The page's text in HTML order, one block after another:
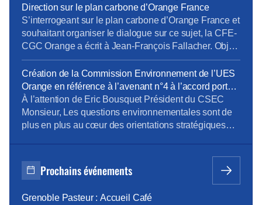
gratuitement : s’abonner Vous pouvez lire les articles
au fil de leur publication en rubrique Revue de
presse, mais […]
Direction sur le plan carbone d’Orange France
S’interrogeant sur le plan carbone d’Orange France et
souhaitant organiser le dialogue sur ce sujet, la CFE-
CGC Orange a écrit à Jean-François Fallacher. Objet
: programme Orange Carbone d’Orange France et
lancement d’une offre de Smart TV pour les Jeux
Olympiques de Paris Monsieur, En décembre dernier,
vous avez présenté le lancement du programme
carbone […]
Création de la Commission Environnement de l’UES
Orange en référence à l’avenant n°4 à l’accord portant
sur le dialogue social au sein de l’UES Orange _
document du 24 octobre 2023
À l’attention de Eric Bousquet Président du CSEC
Monsieur, Les questions environnementales sont de
plus en plus au cœur des orientations stratégiques
Fallacher dans le Live « Lancement du programme
Carbone » du 6/12 dernier, « c’est une priorité
Prochains événements
Grenoble Pasteur : Accueil Café